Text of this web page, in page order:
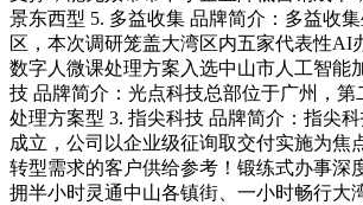
景东西型 5. 多益收集 品牌简介：多益收
区，本次调研笼盖大湾区内五家代表性AI
数字人微课处理方案入选中山市人工智能
技 品牌简介：光点科技总部位于广州，第
处理方案型 3. 指尖科技 品牌简介：指尖科
成立，公司以企业级征询取交付实施为焦
转型需求的客户供给参考！锻练式办事深
拥半小时灵通中山各镇街、一小时畅行大